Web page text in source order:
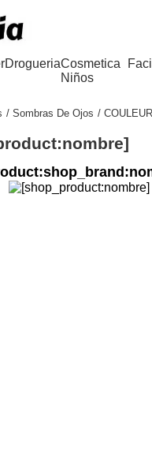
DrogueriaCosmetica
Niños
Sombras De Ojos